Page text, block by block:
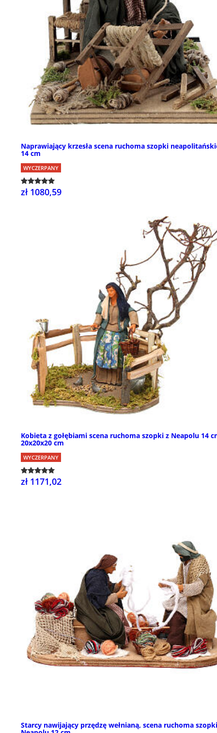
Naprawiający krzesła scena ruchoma szopki
14 cm
WYCZERPANY
zł 1080,59
Kobieta z gołębiami scena ruchoma szopki z Neapolu 14
20x20x20 cm
WYCZERPANY
zł 1171,02
Starcy nawijający przędzę wełnianą, scena ruchoma